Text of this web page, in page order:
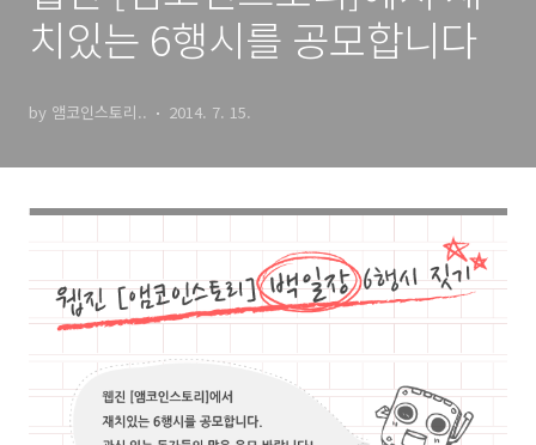
치있는 6행시를 공모합니다
by 앰코인스토리.. 2014. 7. 15.